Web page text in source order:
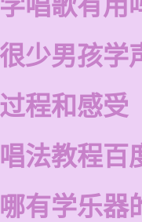
唱歌有用
少男孩学
程和感受
法教程百
有学乐器